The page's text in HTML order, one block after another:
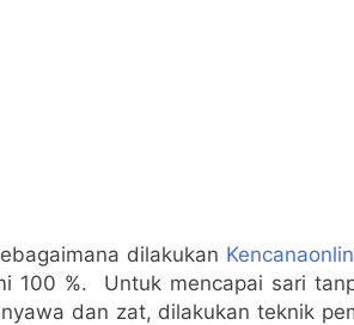
dilakukan
100 %. Untuk mencapai sari
dan zat, dilakukan teknik